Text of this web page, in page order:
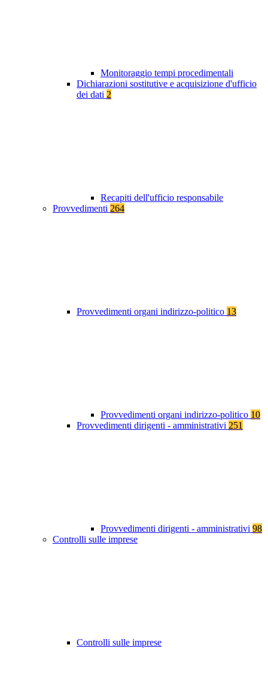
Monitoraggio tempi procedimentali
Dichiarazioni sostitutive e acquisizione d'ufficio
dei dati 2
Recapiti dell'ufficio responsabile
Provvedimenti 264
Provvedimenti organi indirizzo-politico 13
Provvedimenti organi indirizzo-politico 10
Provvedimenti dirigenti - amministrativi 251
Provvedimenti dirigenti - amministrativi 98
Controlli sulle imprese
Controlli sulle imprese